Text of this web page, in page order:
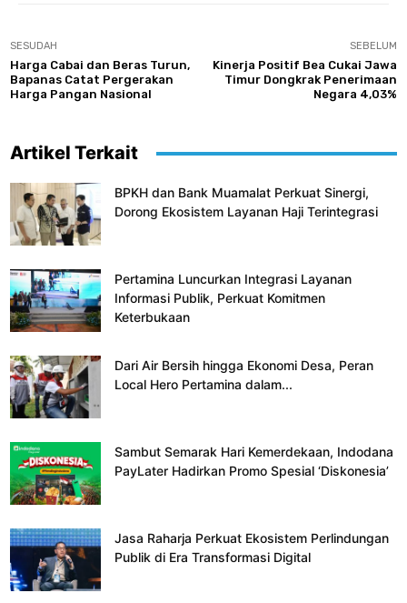
SESUDAH
Harga Cabai dan Beras Turun,
Bapanas Catat Pergerakan
Harga Pangan Nasional
SEBELUM
Kinerja Positif Bea Cukai Jawa
Timur Dongkrak Penerimaan
Negara 4,03%
Artikel Terkait
BPKH dan Bank Muamalat Perkuat Sinergi,
Dorong Ekosistem Layanan Haji Terintegrasi
Pertamina Luncurkan Integrasi Layanan
Informasi Publik, Perkuat Komitmen
Keterbukaan
Dari Air Bersih hingga Ekonomi Desa, Peran
Local Hero Pertamina dalam...
Sambut Semarak Hari Kemerdekaan, Indodana
PayLater Hadirkan Promo Spesial ‘Diskonesia’
Jasa Raharja Perkuat Ekosistem Perlindungan
Publik di Era Transformasi Digital